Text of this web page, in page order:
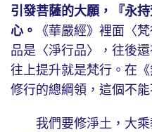
引發菩薩的大願，『永
心。
《華嚴經》裡面〈
品是〈淨行品〉，往後
往上提升就是梵行。在
修行的總綱領，這個不能
我們要修淨土，大乘